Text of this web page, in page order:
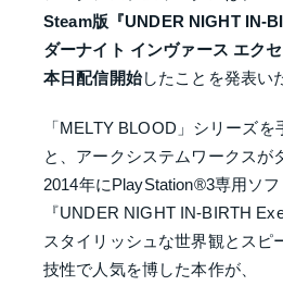
Steam版『UNDER NIGHT IN-
ダーナイト インヴァース エク
本日配信開始したことを発表い
「MELTY BLOOD」シリーズ
と、アークシステムワークスが
2014年にPlayStation®3専用ソ
『UNDER NIGHT IN-BIRTH
スタイリッシュな世界観とスピ
技性で人気を博した本作が、